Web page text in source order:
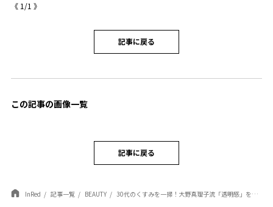
《 1 /1 》
記事に戻る
この記事の画像一覧
記事に戻る
InRed 記事一覧 BEAUTY 30代のくすみを一掃！大野真理子流「透明感」を手に入れる角質ケアの極意